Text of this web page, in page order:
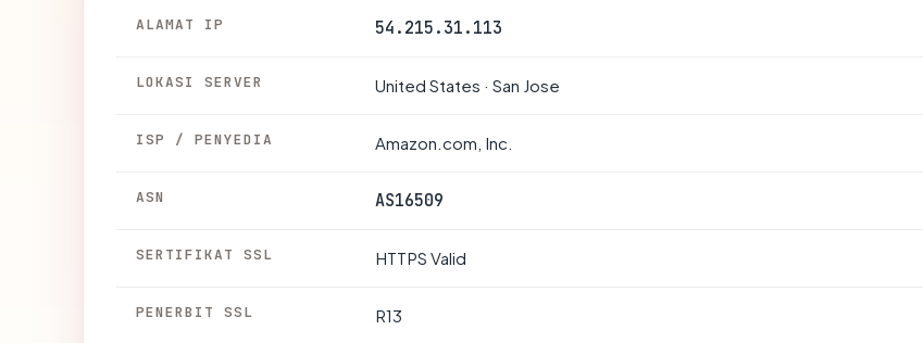
ALAMAT IP 54.215.31.113
LOKASI SERVER United States · San Jose
ISP / PENYEDIA Amazon.com, Inc.
ASN AS16509
SERTIFIKAT SSL HTTPS Valid
PENERBIT SSL R13